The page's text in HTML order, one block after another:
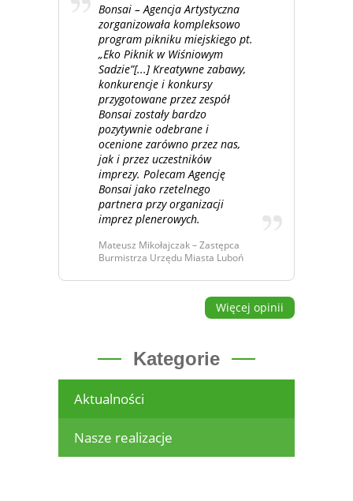
Bonsai – Agencja Artystyczna
zorganizowała kompleksowo
program pikniku miejskiego pt.
„Eko Piknik w Wiśniowym
Sadzie”[...] Kreatywne zabawy,
konkurencje i konkursy
przygotowane przez zespół
Bonsai zostały bardzo
pozytywnie odebrane i
ocenione zarówno przez nas,
jak i przez uczestników
imprezy. Polecam Agencję
Bonsai jako rzetelnego
partnera przy organizacji
imprez plenerowych.
Mateusz Mikołajczak – Zastępca
Burmistrza Urzędu Miasta Luboń
Więcej opinii
Kategorie
Aktualności
Nasze realizacje